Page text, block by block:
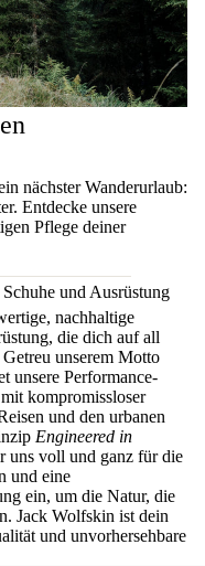
nächster Wanderurlaub:
Entdecke unsere
Pflege deiner
und Ausrüstung
nachhaltige
die dich auf all
unserem Motto
Performance-
kompromissloser
und den urbanen
Engineered in
uns voll und ganz für die
und eine
ein, um die Natur, die
Jack Wolfskin ist dein
und unvorhersehbare